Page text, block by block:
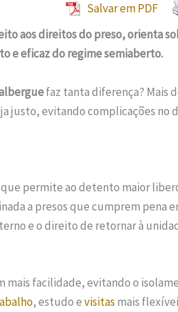
Salvar em PDF
aos direitos do preso, orienta
e eficaz do regime semiaberto.
faz tanta diferença? Mais
justo, evitando complicações no
permite ao detento maior
a presos que cumprem pena
e o direito de retornar à
mais facilidade, evitando o
, estudo evisitas mais